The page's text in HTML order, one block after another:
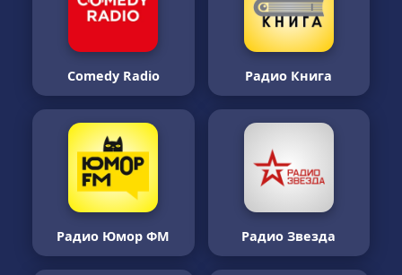
Comedy Radio Радио Книга
Радио Юмор ФМ Радио Звезда